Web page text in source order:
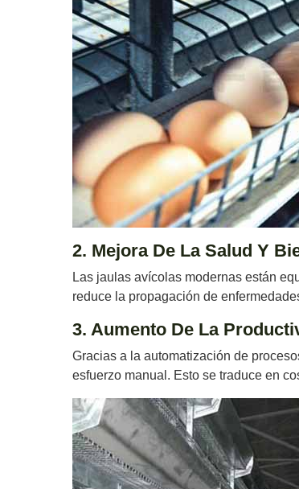
2. Mejora De La Salud Y
Las jaulas avícolas modernas están
reduce la propagación de
3. Aumento De La
Gracias a la automatización de
esfuerzo manual. Esto se traduce en